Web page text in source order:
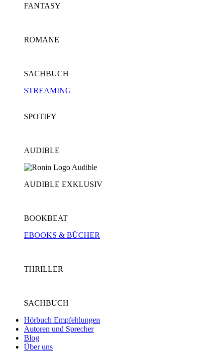
FANTASY
ROMANE
SACHBUCH
STREAMING
SPOTIFY
AUDIBLE
AUDIBLE EXKLUSIV
BOOKBEAT
EBOOKS & BÜCHER
THRILLER
SACHBUCH
Hörbuch Empfehlungen
Autoren und Sprecher
Blog
Über uns